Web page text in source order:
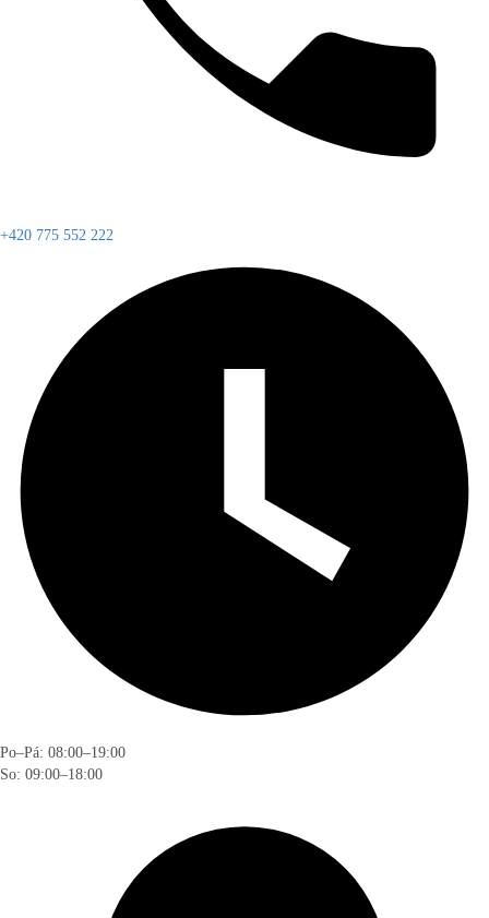
+420 775 552 222
Po–Pá: 08:00–19:00
So: 09:00–18:00